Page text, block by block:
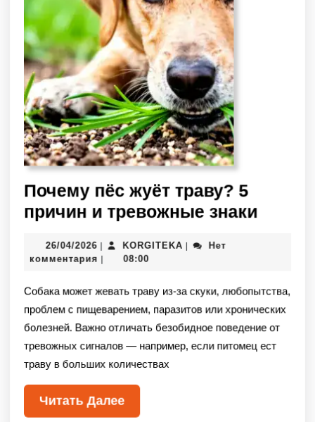
Почему пёс жуёт траву? 5
причин и тревожные знаки
26/04/2026 KORGITEKA
Нет
комментария
08:00
Собака может жевать траву из-за скуки, любопытства,
проблем с пищеварением, паразитов или хронических
болезней. Важно отличать безобидное поведение от
тревожных сигналов — например, если питомец ест
траву в больших количествах
Читать Далее